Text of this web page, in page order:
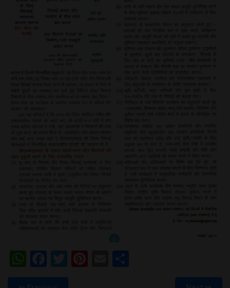
WhatsApp
Facebook
TwitterPinterest
Email